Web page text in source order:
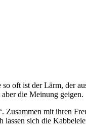
oft ist der Lärm, der
die Meinung geigen.
mit ihren
lassen sich die